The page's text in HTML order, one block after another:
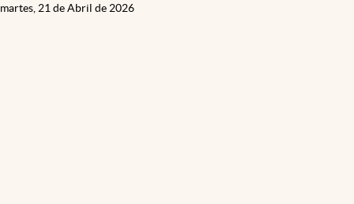
martes, 21 de Abril de 2026